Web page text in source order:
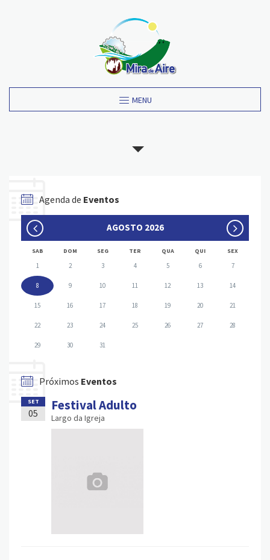
MENU
Agenda de Eventos
AGOSTO 2026
SAB DOM SEG TER QUA QUI SEX
1 2 3 4 5 6 7
8 9 10 11 12 13 14
15 16 17 18 19 20 21
22 23 24 25 26 27 28
29 30 31
Próximos Eventos
SET
05 Festival Adulto
Largo da Igreja